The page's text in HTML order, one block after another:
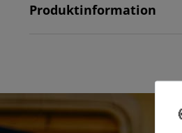
Produktinformation